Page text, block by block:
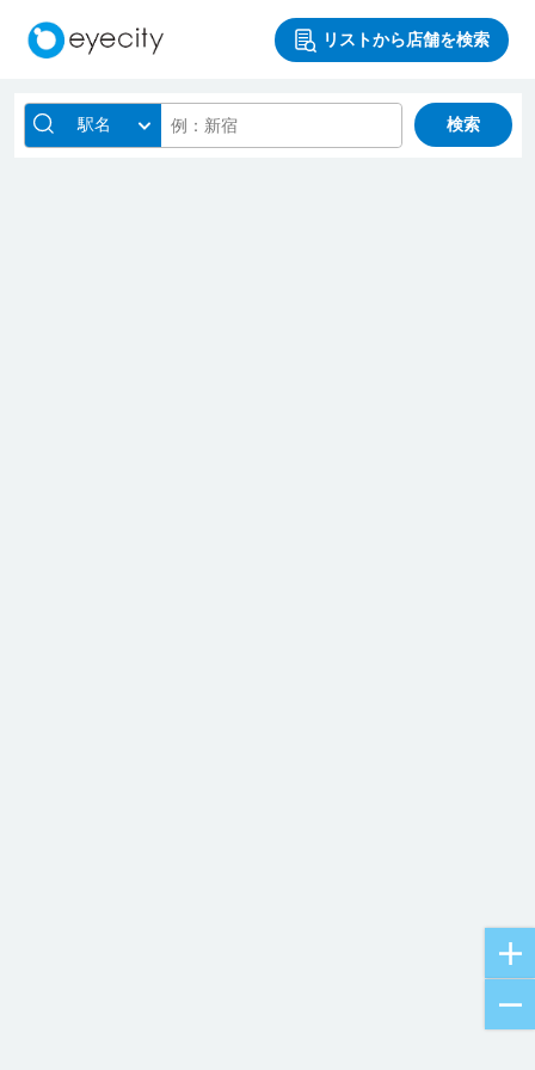
リストから店舗を検索
駅名 検索